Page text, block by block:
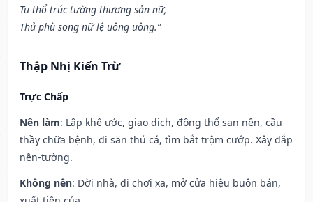
Tu thổ trúc tường thương sản nữ,
Thủ phù song nữ lệ uông uông.”
Thập Nhị Kiến Trừ
Trực Chấp
Nên làm: Lập khế ước, giao dịch, động thổ san nền, cầu
thầy chữa bệnh, đi săn thú cá, tìm bắt trộm cướp. Xây đắp
nền-tường.
Không nên: Dời nhà, đi chơi xa, mở cửa hiệu buôn bán,